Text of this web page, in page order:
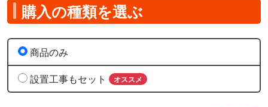
購入の種類を選ぶ
商品のみ
設置工事もセット
オススメ